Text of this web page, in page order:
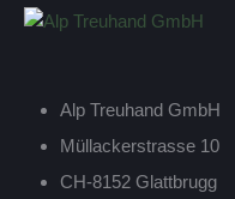
Alp Treuhand GmbH
Müllackerstrasse 10
CH-8152 Glattbrugg